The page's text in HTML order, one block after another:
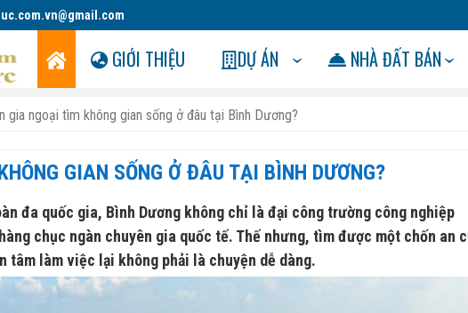
GIỚI THIỆU DỰ ÁN NHÀ ĐẤT BÁN
gia ngoại tìm không gian sống ở đâu tại Bình Dương?
GIAN SỐNG Ở ĐÂU TẠI BÌNH DƯƠNG?
đa quốc gia, Bình Dương không chỉ là đại công trường công nghiệp
chục ngàn chuyên gia quốc tế. Thế nhưng, tìm được một chốn an
tâm làm việc lại không phải là chuyện dễ dàng.